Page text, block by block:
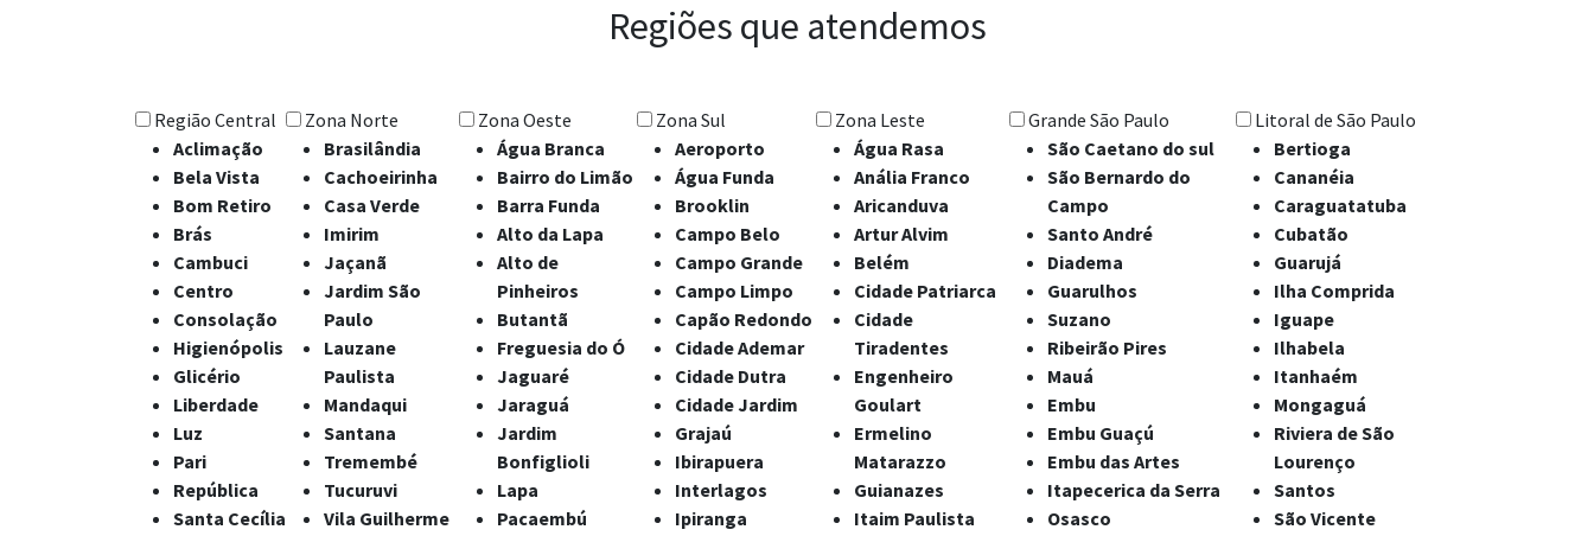
Regiões que atendemos
Região Central
Aclimação
Bela Vista
Bom Retiro
Brás
Cambuci
Centro
Consolação
Higienópolis
Glicério
Liberdade
Luz
Pari
República
Santa Cecília
Zona Norte
Brasilândia
Cachoeirinha
Casa Verde
Imirim
Jaçanã
Jardim São
Paulo
Lauzane
Paulista
Mandaqui
Santana
Tremembé
Tucuruvi
Vila Guilherme
Zona Oeste
Água Branca
Bairro do Limão
Barra Funda
Alto da Lapa
Alto de
Pinheiros
Butantã
Freguesia do Ó
Jaguaré
Jaraguá
Jardim
Bonfiglioli
Lapa
Pacaembú
Zona Sul
Aeroporto
Água Funda
Brooklin
Campo Belo
Campo Grande
Campo Limpo
Capão Redondo
Cidade Ademar
Cidade Dutra
Cidade Jardim
Grajaú
Ibirapuera
Interlagos
Ipiranga
Zona Leste
Água Rasa
Anália Franco
Aricanduva
Artur Alvim
Belém
Cidade Patriarca
Cidade
Tiradentes
Engenheiro
Goulart
Ermelino
Matarazzo
Guianazes
Itaim Paulista
Grande São Paulo
São Caetano do sul
São Bernardo do
Campo
Santo André
Diadema
Guarulhos
Suzano
Ribeirão Pires
Mauá
Embu
Embu Guaçú
Embu das Artes
Itapecerica da Serra
Osasco
Litoral de São Paulo
Bertioga
Cananéia
Caraguatatuba
Cubatão
Guarujá
Ilha Comprida
Iguape
Ilhabela
Itanhaém
Mongaguá
Riviera de São
Lourenço
Santos
São Vicente